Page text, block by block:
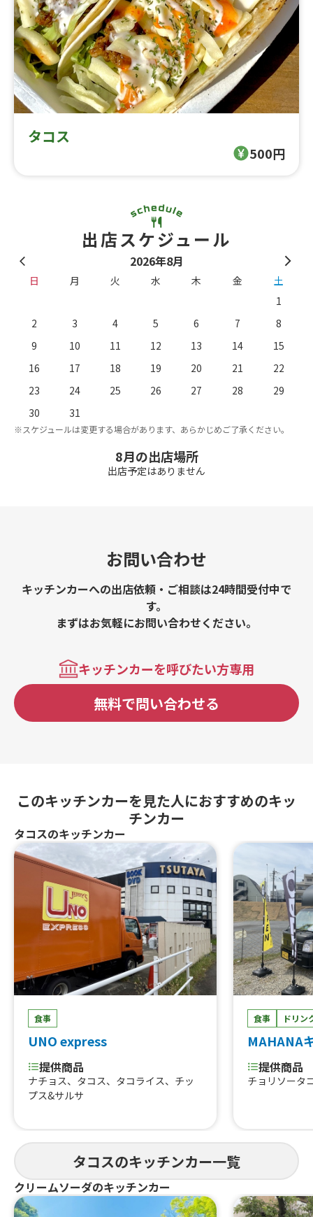
タコス
500円
出店スケジュール
2026年8月
日 月 火 水 木 金
土
1
2
3 4 5 6 7
8
9
10 11 12 13 14
15
16
17 18 19 20 21
22
23
24 25 26 27 28
29
30
31
※スケジュールは変更する場合があります、あらかじめご了承ください。
8月の出店場所
出店予定はありません
お問い合わせ
キッチンカーへの出店依頼・ご相談は24時間受付中で
す。
まずはお気軽にお問い合わせください。
キッチンカーを呼びたい方専用
無料で問い合わせる
このキッチンカーを見た人におすすめのキッ
チンカー
タコスのキッチンカー
食事
UNO express
提供商品
ナチョス、タコス、タコライス、チッ
プス&サルサ
食事 ドリン
MAHANA
提供商品
チョリソータ
タコスのキッチンカー一覧
クリームソーダのキッチンカー